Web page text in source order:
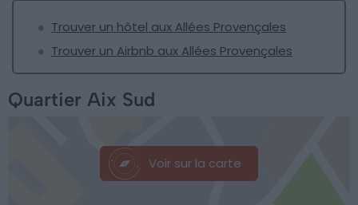
Trouver un hôtel aux Allées Provençales
Trouver un Airbnb aux Allées Provençales
Quartier Aix Sud
Voir sur la carte